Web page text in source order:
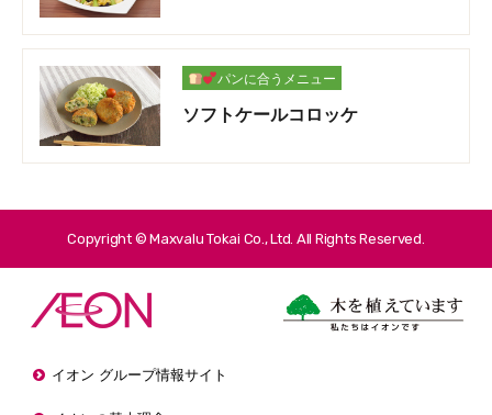
パンに合うメニュー
ソフトケールコロッケ
Copyright © Maxvalu Tokai Co., Ltd. All Rights Reserved.
イオン グループ情報サイト